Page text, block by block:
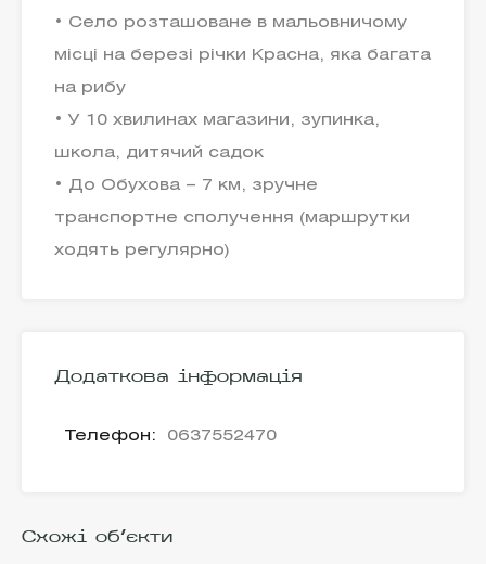
• Село розташоване в мальовничому
місці на березі річки Красна, яка багата
на рибу
• У 10 хвилинах магазини, зупинка,
школа, дитячий садок
• До Обухова – 7 км, зручне
транспортне сполучення (маршрутки
ходять регулярно)
Додаткова інформація
Телефон: 0637552470
Схожі об'єкти